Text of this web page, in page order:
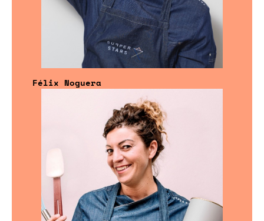
Félix Noguera